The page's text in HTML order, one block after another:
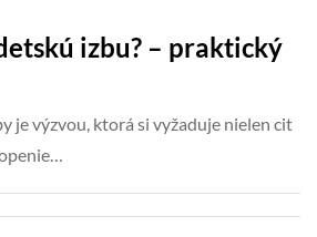
izbu? – praktický
je výzvou, ktorá si vyžaduje nielen cit